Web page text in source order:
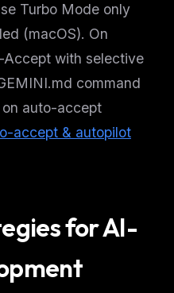
Turbo Mode only
(macOS). On
with selective
command
auto-accept
accept & autopilot
for AI-